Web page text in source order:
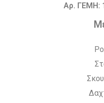
Αρ. ΓΕΜΗ: